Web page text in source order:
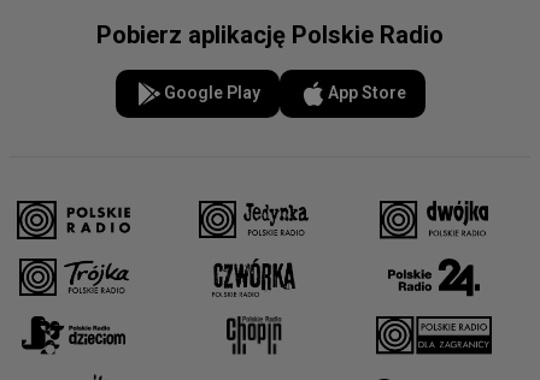
Pobierz aplikację Polskie Radio
Google Play App Store